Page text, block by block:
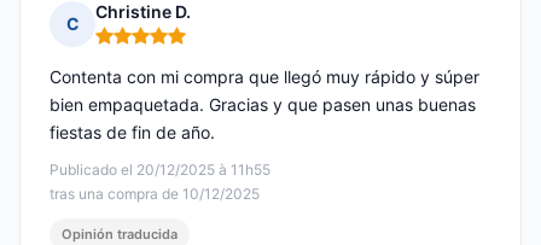
C
Christine D.
Nota: 5 de 5
Publicado el 20/12/2025 à 11h55
tras una compra de 10/12/2025
Contenta con mi compra que llegó muy rápido y súper
bien empaquetada. Gracias y que pasen unas buenas
fiestas de fin de año.
Opinión traducida